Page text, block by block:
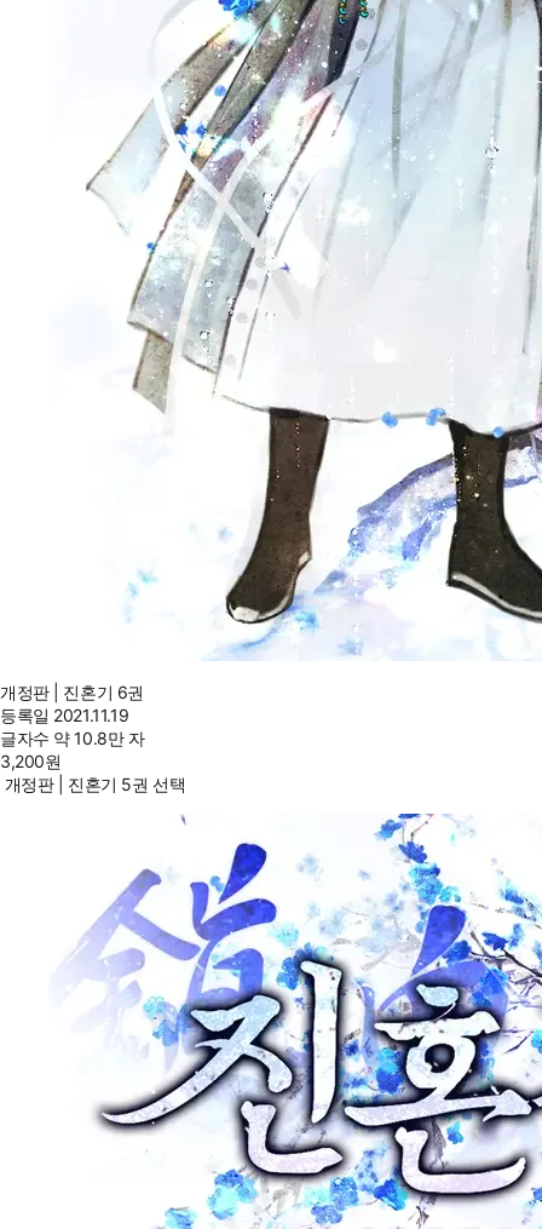
개정판 | 진혼기 6권
등록일 2021.11.19
글자수 약 10.8만 자
3,200원
개정판 | 진혼기 5권 선택